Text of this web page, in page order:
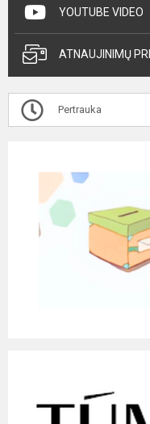
YOUTUBE VIDEO
ATNAUJINIMŲ
Pertrauka